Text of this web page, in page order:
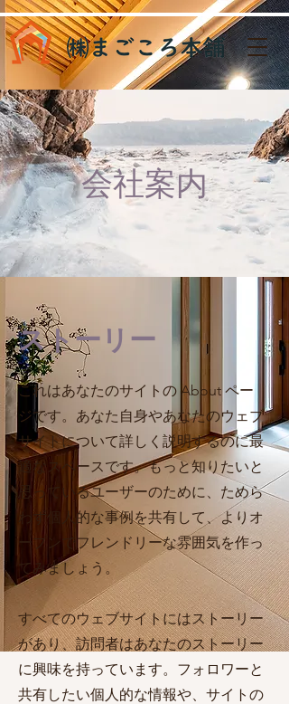
会社案内
ストーリー
これはあなたのサイトの About ペー
ジです。あなた自身やあなたのウェブ
サイトについて詳しく説明するのに最
適なスペースです。もっと知りたいと
思っているユーザーのために、ためら
わず個人的な事例を共有して、よりオ
ープンでフレンドリーな雰囲気を作っ
てみましょう。
すべてのウェブサイトにはストーリー
があり、訪問者はあなたのストーリー
に興味を持っています。フォロワーと
共有したい個人的な情報や、サイトの